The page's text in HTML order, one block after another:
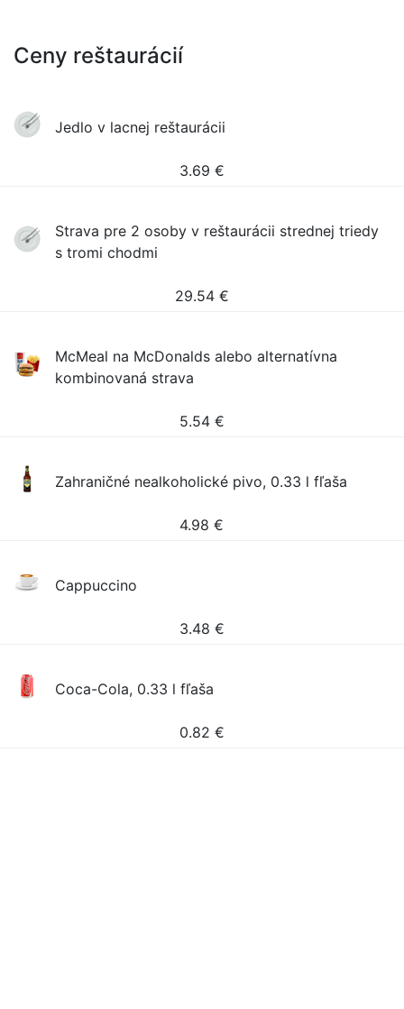
Ceny reštaurácií
Jedlo v lacnej reštaurácii
3.69 €
Strava pre 2 osoby v reštaurácii strednej triedy
s tromi chodmi
29.54 €
McMeal na McDonalds alebo alternatívna
kombinovaná strava
5.54 €
Zahraničné nealkoholické pivo, 0.33 l fľaša
4.98 €
Cappuccino
3.48 €
Coca-Cola, 0.33 l fľaša
0.82 €